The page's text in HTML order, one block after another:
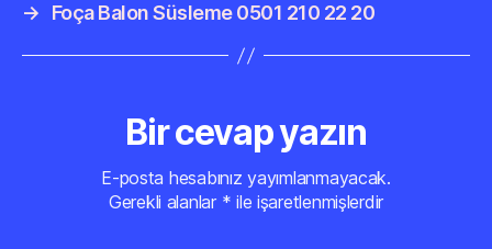
→
Foça Balon Süsleme 0501 210 22 20
Bir cevap yazın
E-posta hesabınız yayımlanmayacak.
Gerekli alanlar * ile işaretlenmişlerdir